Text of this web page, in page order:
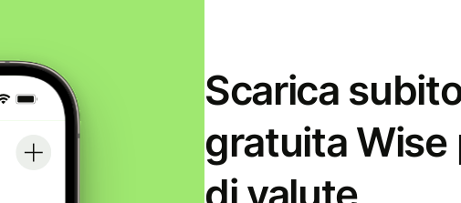
Scarica
gratuita Wise